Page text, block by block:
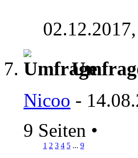
02.12.2017,
Nicoo -
9 Seiten •
1 2 3 4 5 ... 9